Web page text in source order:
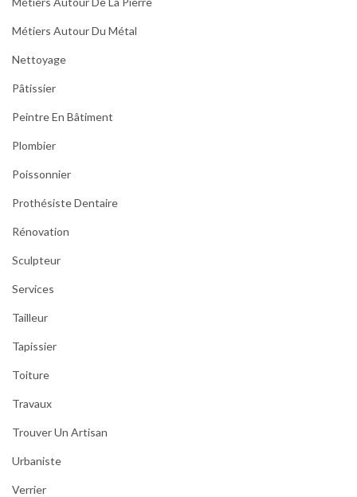
Métiers Autour Du Métal
Nettoyage
Pâtissier
Peintre En Bâtiment
Plombier
Poissonnier
Prothésiste Dentaire
Rénovation
Sculpteur
Services
Tailleur
Tapissier
Toiture
Travaux
Trouver Un Artisan
Urbaniste
Verrier